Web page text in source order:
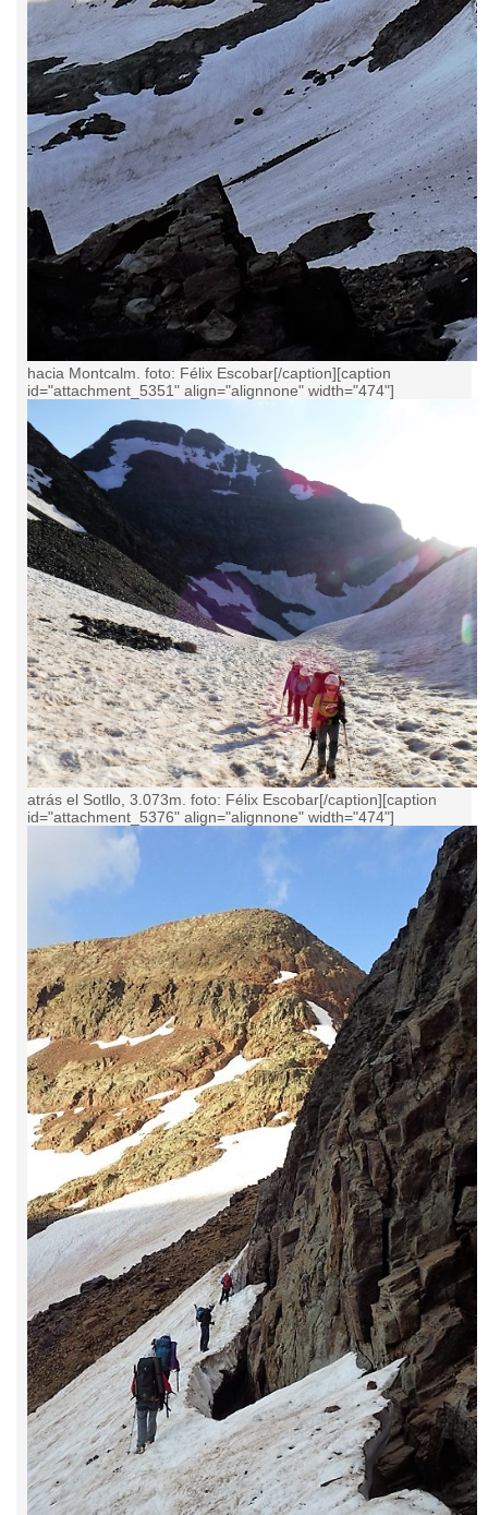
hacia Montcalm. foto: Félix Escobar[/caption][caption
id="attachment_5351" align="alignnone" width="474"]
atrás el Sotllo, 3.073m. foto: Félix Escobar[/caption][caption
id="attachment_5376" align="alignnone" width="474"]